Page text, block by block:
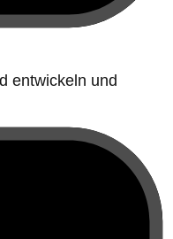
entwickeln und